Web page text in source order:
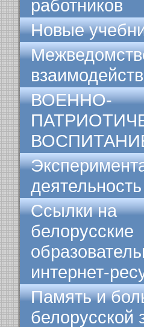
работников
Новые
ВОЕННО-
деятельность
Ссылки на
белорусские
интернет-
Память и
белорусской